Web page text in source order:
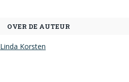
OVER DE AUTEUR
Linda Korsten